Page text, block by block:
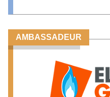
AMBASSADEUR